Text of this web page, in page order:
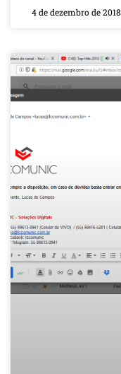
4 de dezembro de 2018